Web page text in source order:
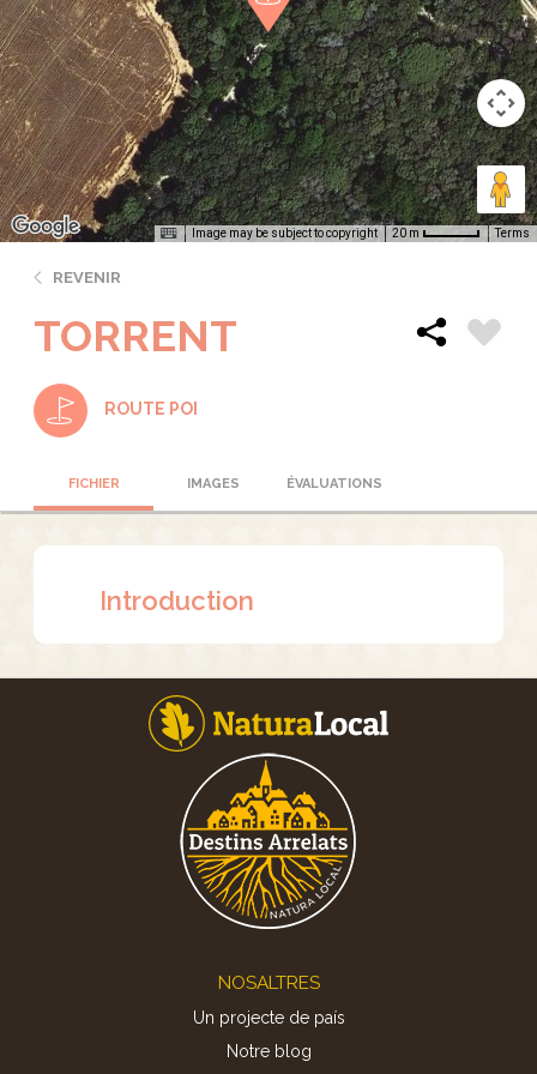
Image may be subject to copyright 20 m Terms
REVENIR
TORRENT
ROUTE POI
FICHIER IMAGES ÉVALUATIONS
Introduction
NOSALTRES
Un projecte de país
Notre blog